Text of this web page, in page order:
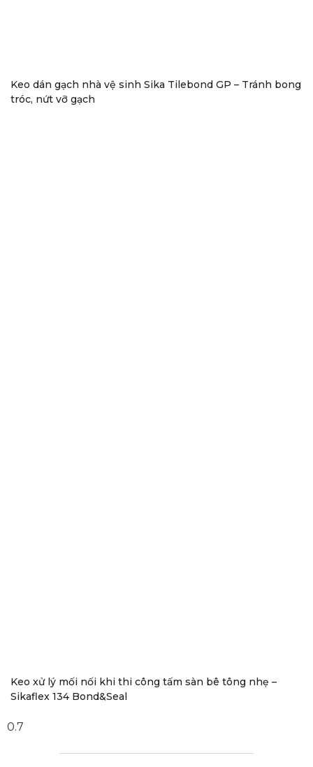
Keo dán gạch nhà vệ sinh Sika Tilebond GP – Tránh bong
tróc, nứt vỡ gạch
Keo xử lý mối nối khi thi công tấm sàn bê tông nhẹ –
Sikaflex 134 Bond&Seal